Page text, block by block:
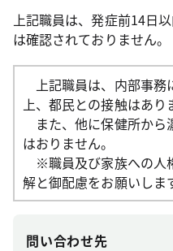
上記職員は、発症前14日
は確認されておりません。
上記職員は、内部事務
上、都民との接触はあり
また、他に保健所から
はおりません。
※職員及び家族への人
解と御配慮をお願いしま
問い合わせ先